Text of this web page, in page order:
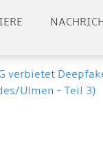
verbietet
Ulmen - Teil 3)